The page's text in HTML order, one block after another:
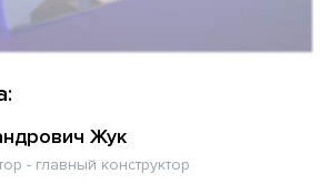
Жук
- главный конструктор